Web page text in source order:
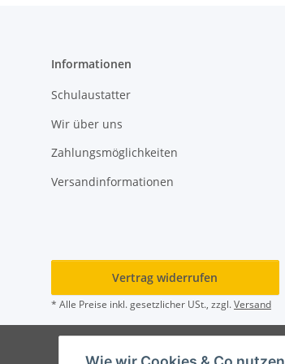
Informationen
Schulaustatter
Wir über uns
Zahlungsmöglichkeiten
Versandinformationen
Vertrag widerrufen
* Alle Preise inkl. gesetzlicher USt., zzgl.Versand